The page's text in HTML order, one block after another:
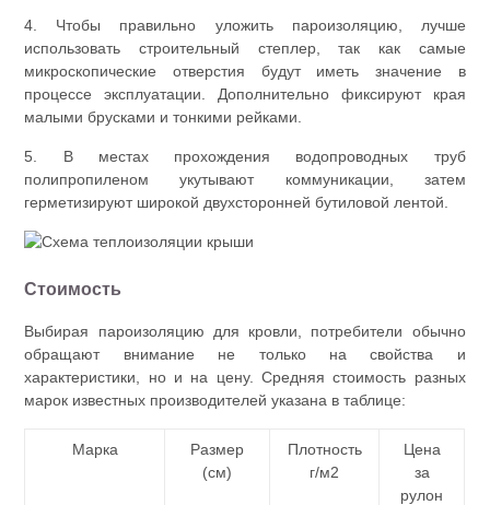
4. Чтобы правильно уложить пароизоляцию, лучше
использовать строительный степлер, так как самые
микроскопические отверстия будут иметь значение в
процессе эксплуатации. Дополнительно фиксируют края
малыми брусками и тонкими рейками.
5. В местах прохождения водопроводных труб
полипропиленом укутывают коммуникации, затем
герметизируют широкой двухсторонней бутиловой лентой.
Стоимость
Выбирая пароизоляцию для кровли, потребители обычно
обращают внимание не только на свойства и
характеристики, но и на цену. Средняя стоимость разных
марок известных производителей указана в таблице:
Марка
Размер
(см)
Плотность
г/м2
Цена
за
рулон